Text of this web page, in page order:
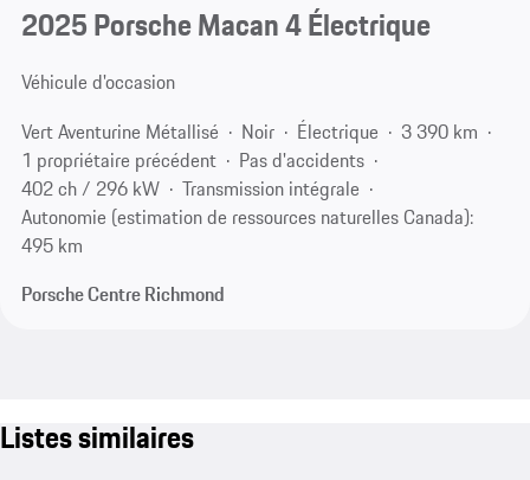
2025 Porsche Macan 4 Électrique
Véhicule d'occasion
Vert Aventurine Métallisé
Noir Électrique
3 390 km
1 propriétaire précédent
Pas d'accidents
402 ch / 296 kW
Transmission intégrale
Autonomie (estimation de ressources naturelles Canada):
495 km
Porsche Centre Richmond
Listes similaires